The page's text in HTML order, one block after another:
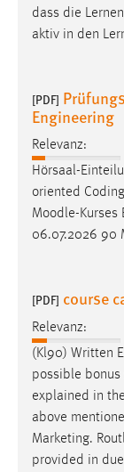
dass die
aktiv in den
[PDF]
Engineering
Relevanz:
Hörsaal-
oriented
Moodle-Kurses
06.07.2026 90
[PDF] course
Relevanz:
(Kl90) Written
possible
explained in
above
Marketing.
provided in